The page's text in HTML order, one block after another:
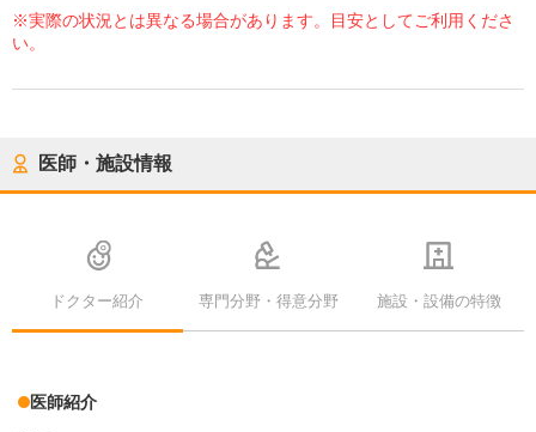
※実際の状況とは異なる場合があります。目安としてご利用くださ
い。
医師・施設情報
ドクター紹介 専門分野・得意分野 施設・設備の特徴
医師紹介